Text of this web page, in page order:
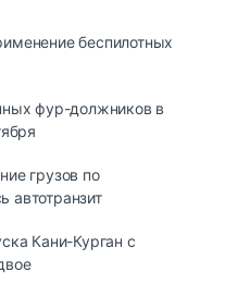
беспилотных
фур-должников в
грузов по
автотранзит
Кани-Курган с